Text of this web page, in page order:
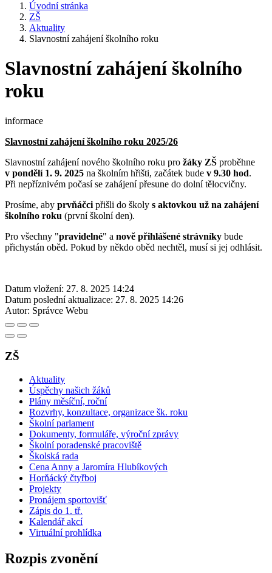
Úvodní stránka
ZŠ
Aktuality
Slavnostní zahájení školního roku
Slavnostní zahájení školního
roku
informace
Slavnostní zahájení školního roku 2025/26
Slavnostní zahájení nového školního roku pro žáky ZŠ proběhne
v pondělí 1. 9. 2025 na školním hřišti, začátek bude v 9.30 hod.
Při nepříznivém počasí se zahájení přesune do dolní tělocvičny.
Prosíme, aby prvňáčci přišli do školy s aktovkou už na zahájení
školního roku (první školní den).
Pro všechny "pravidelné" a nově přihlášené strávníky bude
přichystán oběd. Pokud by někdo oběd nechtěl, musí si jej odhlásit.
Datum vložení: 27. 8. 2025 14:24
Datum poslední aktualizace: 27. 8. 2025 14:26
Autor: Správce Webu
ZŠ
Aktuality
Úspěchy našich žáků
Plány měsíční, roční
Rozvrhy, konzultace, organizace šk. roku
Školní parlament
Dokumenty, formuláře, výroční zprávy
Školní poradenské pracoviště
Školská rada
Cena Anny a Jaromíra Hlubíkových
Horňácký čtyřboj
Projekty
Pronájem sportovišť
Zápis do 1. tř.
Kalendář akcí
Virtuální prohlídka
Rozpis zvonění